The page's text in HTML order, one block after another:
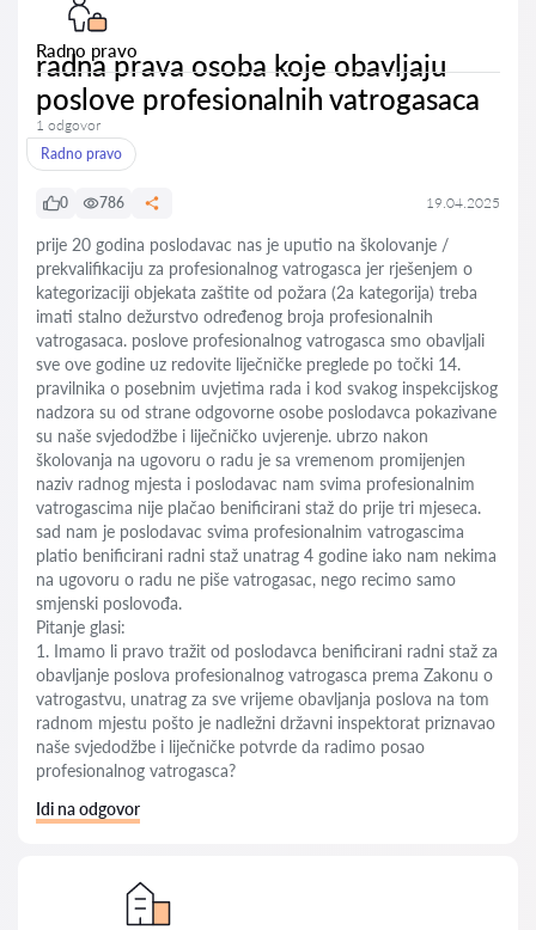
Radno pravo
radna prava osoba koje obavljaju
poslove profesionalnih vatrogasaca
1 odgovor
Radno pravo
0 786 19.04.2025
prije 20 godina poslodavac nas je uputio na školovanje /
prekvalifikaciju za profesionalnog vatrogasca jer rješenjem o
kategorizaciji objekata zaštite od požara (2a kategorija) treba
imati stalno dežurstvo određenog broja profesionalnih
vatrogasaca. poslove profesionalnog vatrogasca smo obavljali
sve ove godine uz redovite liječničke preglede po točki 14.
pravilnika o posebnim uvjetima rada i kod svakog inspekcijskog
nadzora su od strane odgovorne osobe poslodavca pokazivane
su naše svjedodžbe i liječničko uvjerenje. ubrzo nakon
školovanja na ugovoru o radu je sa vremenom promijenjen
naziv radnog mjesta i poslodavac nam svima profesionalnim
vatrogascima nije plačao benificirani staž do prije tri mjeseca.
sad nam je poslodavac svima profesionalnim vatrogascima
platio benificirani radni staž unatrag 4 godine iako nam nekima
na ugovoru o radu ne piše vatrogasac, nego recimo samo
smjenski poslovođa.
Pitanje glasi:
1. Imamo li pravo tražit od poslodavca benificirani radni staž za
obavljanje poslova profesionalnog vatrogasca prema Zakonu o
vatrogastvu, unatrag za sve vrijeme obavljanja poslova na tom
radnom mjestu pošto je nadležni državni inspektorat priznavao
naše svjedodžbe i liječničke potvrde da radimo posao
profesionalnog vatrogasca?
Idi na odgovor